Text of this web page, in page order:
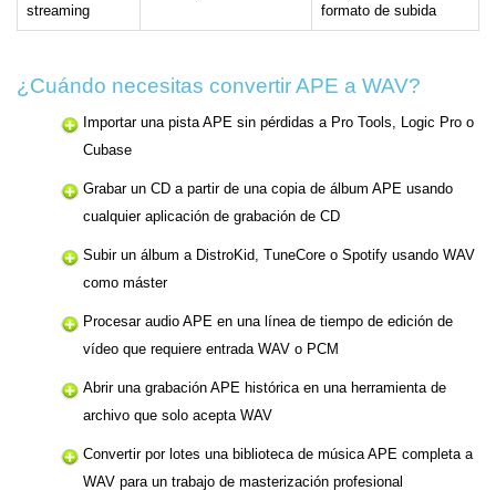
streaming
formato de subida
¿Cuándo necesitas convertir APE a WAV?
Importar una pista APE sin pérdidas a Pro Tools, Logic Pro o
Cubase
Grabar un CD a partir de una copia de álbum APE usando
cualquier aplicación de grabación de CD
Subir un álbum a DistroKid, TuneCore o Spotify usando WAV
como máster
Procesar audio APE en una línea de tiempo de edición de
vídeo que requiere entrada WAV o PCM
Abrir una grabación APE histórica en una herramienta de
archivo que solo acepta WAV
Convertir por lotes una biblioteca de música APE completa a
WAV para un trabajo de masterización profesional